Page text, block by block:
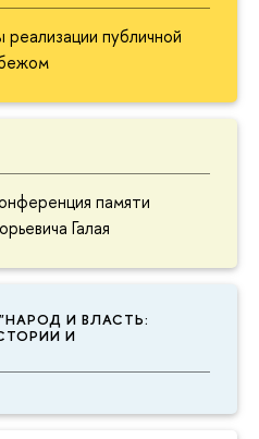
публичной
памяти
Галая
И ВЛАСТЬ:
И